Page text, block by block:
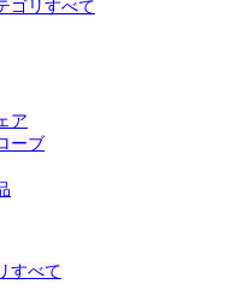
ゴリすべて
ア
ーブ
すべて